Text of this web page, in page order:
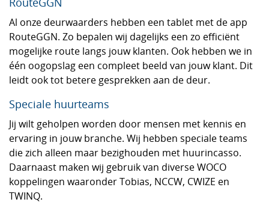
Al onze deurwaarders hebben een tablet met de app
RouteGGN. Zo bepalen wij dagelijks een zo efficiënt
mogelijke route langs jouw klanten. Ook hebben we in
één oogopslag een compleet beeld van jouw klant. Dit
leidt ook tot betere gesprekken aan de deur.
Speciale huurteams
Jij wilt geholpen worden door mensen met kennis en
ervaring in jouw branche. Wij hebben speciale teams
die zich alleen maar bezighouden met huurincasso.
Daarnaast maken wij gebruik van diverse WOCO
koppelingen waaronder Tobias, NCCW, CWIZE en
TWINQ.